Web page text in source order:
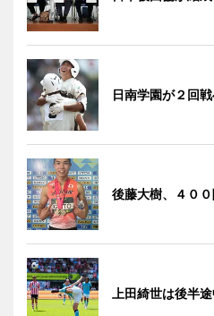
日南学園が２回
後藤大樹、４０
上田綺世は後半